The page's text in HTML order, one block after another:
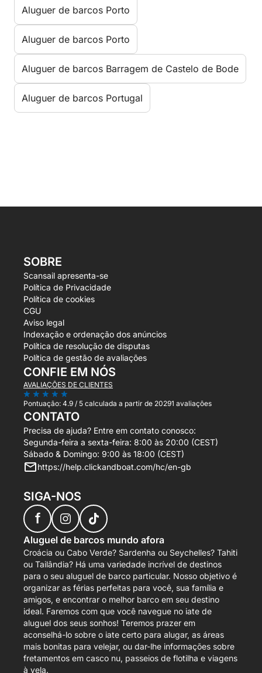
Aluguer de barcos Porto
Aluguer de barcos Porto
Aluguer de barcos Barragem de Castelo de Bode
Aluguer de barcos Portugal
SOBRE
Scansail apresenta-se
Política de Privacidade
Política de cookies
CGU
Aviso legal
Indexação e ordenação dos anúncios
Política de resolução de disputas
Política de gestão de avaliações
CONFIE EM NÓS
AVALIAÇÕES DE CLIENTES
Pontuação: 4.9 / 5 calculada a partir de 20291 avaliações
CONTATO
Precisa de ajuda? Entre em contato conosco:
Segunda-feira a sexta-feira: 8:00 às 20:00 (CEST)
Sábado & Domingo: 9:00 às 18:00 (CEST)
https://help.clickandboat.com/hc/en-gb
SIGA-NOS
f
Aluguel de barcos mundo afora
Croácia ou Cabo Verde? Sardenha ou Seychelles? Tahiti
ou Tailândia? Há uma variedade incrível de destinos
para o seu aluguel de barco particular. Nosso objetivo é
organizar as férias perfeitas para você, sua família e
amigos, e encontrar o melhor barco em seu destino
ideal. Faremos com que você navegue no iate de
aluguel dos seus sonhos! Teremos prazer em
aconselhá-lo sobre o iate certo para alugar, as áreas
mais bonitas para velejar, ou dar-lhe informações sobre
fretamentos em casco nu, passeios de flotilha e viagens
à vela.